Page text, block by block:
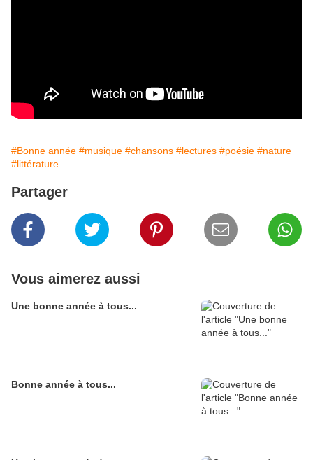
#Bonne année #musique #chansons #lectures #poésie #nature
#littérature
Partager
Vous aimerez aussi
Une bonne année à tous...
Bonne année à tous...